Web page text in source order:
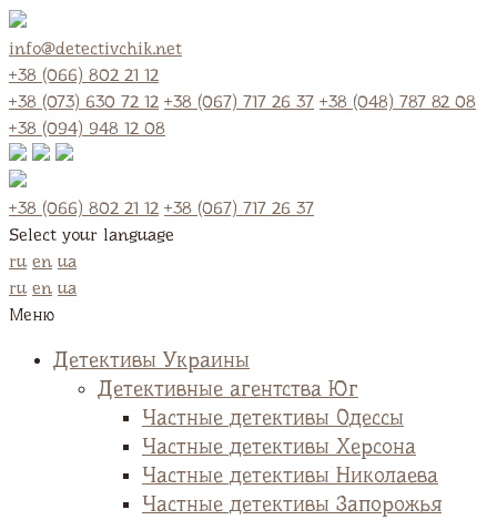
info@detectivchik.net
+38 (066) 802 21 12
+38 (073) 630 72 12 +38 (067) 717 26 37 +38 (048) 787 82 08
+38 (094) 948 12 08
+38 (066) 802 21 12 +38 (067) 717 26 37
Select your language
ru en ua
ru en ua
Меню
Детективы Украины
Детективные агентства Юг
Частные детективы Одессы
Частные детективы Херсона
Частные детективы Николаева
Частные детективы Запорожья